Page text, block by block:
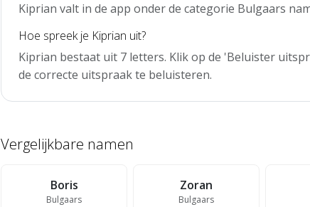
Kiprian valt in de app onder de categorie Bulgaars
Hoe spreek je Kiprian uit?
Kiprian bestaat uit 7 letters. Klik op de 'Beluister
de correcte uitspraak te beluisteren.
Vergelijkbare namen
Boris
Bulgaars
Zoran
Bulgaars